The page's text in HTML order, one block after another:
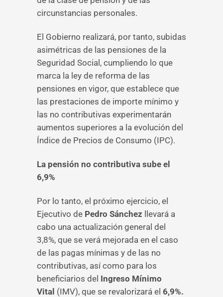
circunstancias personales.
El Gobierno realizará, por tanto, subidas
asimétricas de las pensiones de la
Seguridad Social, cumpliendo lo que
marca la ley de reforma de las
pensiones en vigor, que establece que
las prestaciones de importe mínimo y
las no contributivas experimentarán
aumentos superiores a la evolución del
Índice de Precios de Consumo (IPC).
La pensión no contributiva sube el
6,9%
Por lo tanto, el próximo ejercicio, el
Ejecutivo de Pedro Sánchez
llevará a
cabo una actualización general del
3,8%, que se verá mejorada en el caso
de las pagas mínimas y de las no
contributivas, así como para los
beneficiarios del Ingreso Mínimo
Vital (IMV), que se revalorizará el 6,9%.